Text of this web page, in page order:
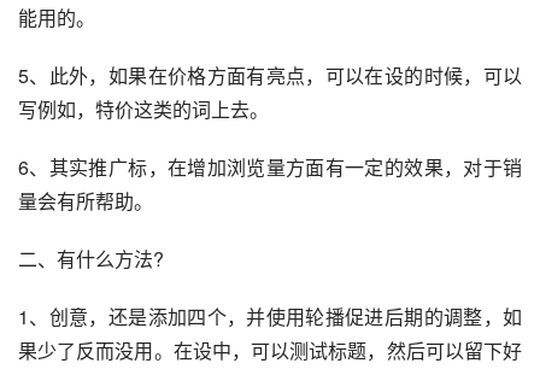
能用的。
5、此外，如果在价格方面有亮点，可以在设的时候，可以
写例如，特价这类的词上去。
6、其实推广标，在增加浏览量方面有一定的效果，对于销
量会有所帮助。
二、有什么方法?
1、创意，还是添加四个，并使用轮播促进后期的调整，如
果少了反而没用。在设中，可以测试标题，然后可以留下好